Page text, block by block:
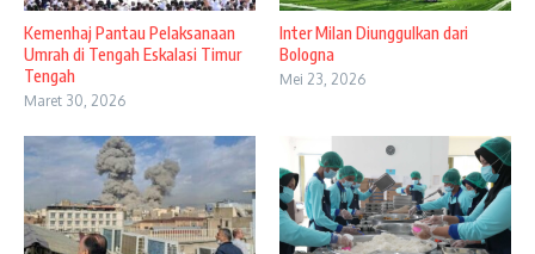
Kemenhaj Pantau Pelaksanaan
Umrah di Tengah Eskalasi Timur
Tengah
Maret 30, 2026
Inter Milan Diunggulkan dari
Bologna
Mei 23, 2026